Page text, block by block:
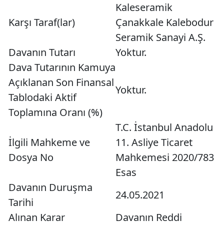
Karşı Taraf(lar)
Kaleseramik
Çanakkale Kalebodur
Seramik Sanayi A.Ş.
Davanın Tutarı
Yoktur.
Dava Tutarının Kamuya
Açıklanan Son Finansal
Tablodaki Aktif
Toplamına Oranı (%)
Yoktur.
İlgili Mahkeme ve
Dosya No
T.C. İstanbul Anadolu
11. Asliye Ticaret
Mahkemesi 2020/783
Esas
Davanın Duruşma
Tarihi
24.05.2021
Alınan Karar
Davanın Reddi